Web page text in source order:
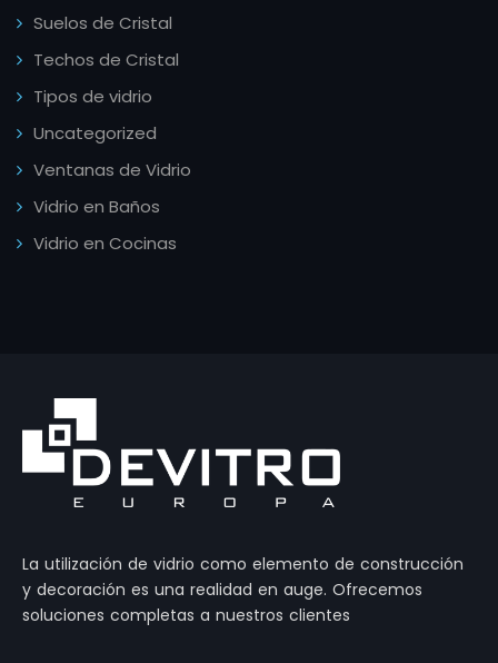
Suelos de Cristal
Techos de Cristal
Tipos de vidrio
Uncategorized
Ventanas de Vidrio
Vidrio en Baños
Vidrio en Cocinas
La utilización de vidrio como elemento de construcción
y decoración es una realidad en auge. Ofrecemos
soluciones completas a nuestros clientes